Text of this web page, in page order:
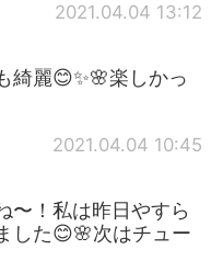
2021.04.04 13:12
綺麗😊✨🌸楽しかっ
2021.04.04 10:45
〜！私は昨日やすら
した😊🌸次はチュー